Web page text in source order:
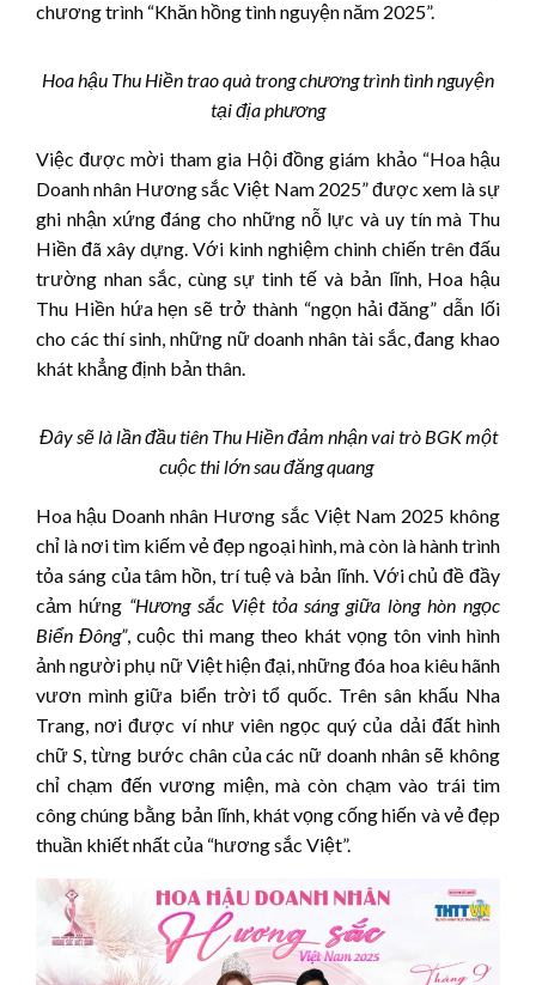
chương trình “Khăn hồng tình nguyện năm 2025”.
Hoa hậu Thu Hiền trao quà trong chương trình tình nguyện
tại địa phương
Việc được mời tham gia Hội đồng giám khảo “Hoa hậu
Doanh nhân Hương sắc Việt Nam 2025” được xem là sự
ghi nhận xứng đáng cho những nỗ lực và uy tín mà Thu
Hiền đã xây dựng. Với kinh nghiệm chinh chiến trên đấu
trường nhan sắc, cùng sự tinh tế và bản lĩnh, Hoa hậu
Thu Hiền hứa hẹn sẽ trở thành “ngọn hải đăng” dẫn lối
cho các thí sinh, những nữ doanh nhân tài sắc, đang khao
khát khẳng định bản thân.
Đây sẽ là lần đầu tiên Thu Hiền đảm nhận vai trò BGK một
cuộc thi lớn sau đăng quang
Hoa hậu Doanh nhân Hương sắc Việt Nam 2025 không
chỉ là nơi tìm kiếm vẻ đẹp ngoại hình, mà còn là hành trình
tỏa sáng của tâm hồn, trí tuệ và bản lĩnh. Với chủ đề đầy
cảm hứng “Hương sắc Việt tỏa sáng giữa lòng hòn ngọc
Biển Đông”, cuộc thi mang theo khát vọng tôn vinh hình
ảnh người phụ nữ Việt hiện đại, những đóa hoa kiêu hãnh
vươn mình giữa biển trời tổ quốc. Trên sân khấu Nha
Trang, nơi được ví như viên ngọc quý của dải đất hình
chữ S, từng bước chân của các nữ doanh nhân sẽ không
chỉ chạm đến vương miện, mà còn chạm vào trái tim
công chúng bằng bản lĩnh, khát vọng cống hiến và vẻ đẹp
thuần khiết nhất của “hương sắc Việt”.